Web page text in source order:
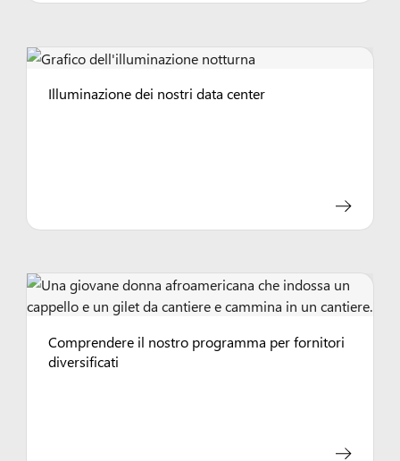
Illuminazione dei nostri data center
Comprendere il nostro programma per fornitori
diversificati